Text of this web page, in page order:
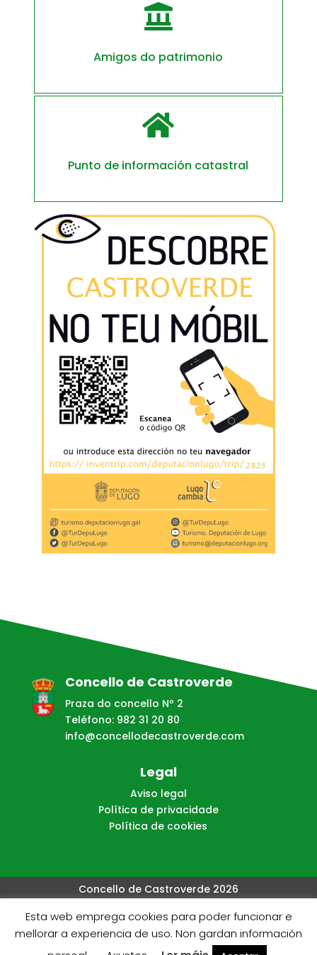

Amigos do patrimonio

Punto de información catastral
Concello de Castroverde
Praza do concello Nº 2
Teléfono: 982 31 20 80
info@concellodecastroverde.com
Legal
Aviso legal
Política de privacidade
Política de cookies
Concello de Castroverde 2026
Web creada, aloxada e mantida por Café Dixital SL - 2026.
Visítanos enhttps://cafedixital.comou ponte en
Esta web emprega cookies para poder funcionar e
mellorar a experiencia de uso. Non gardan información